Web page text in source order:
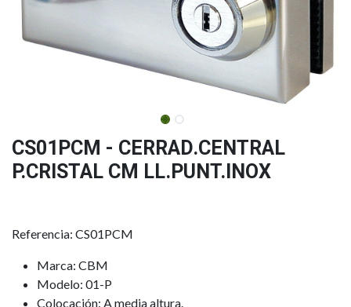
CS01PCM - CERRAD.CENTRAL
P.CRISTAL CM LL.PUNT.INOX
Referencia: CS01PCM
Marca: CBM
Modelo: 01-P
Colocación: A media altura.